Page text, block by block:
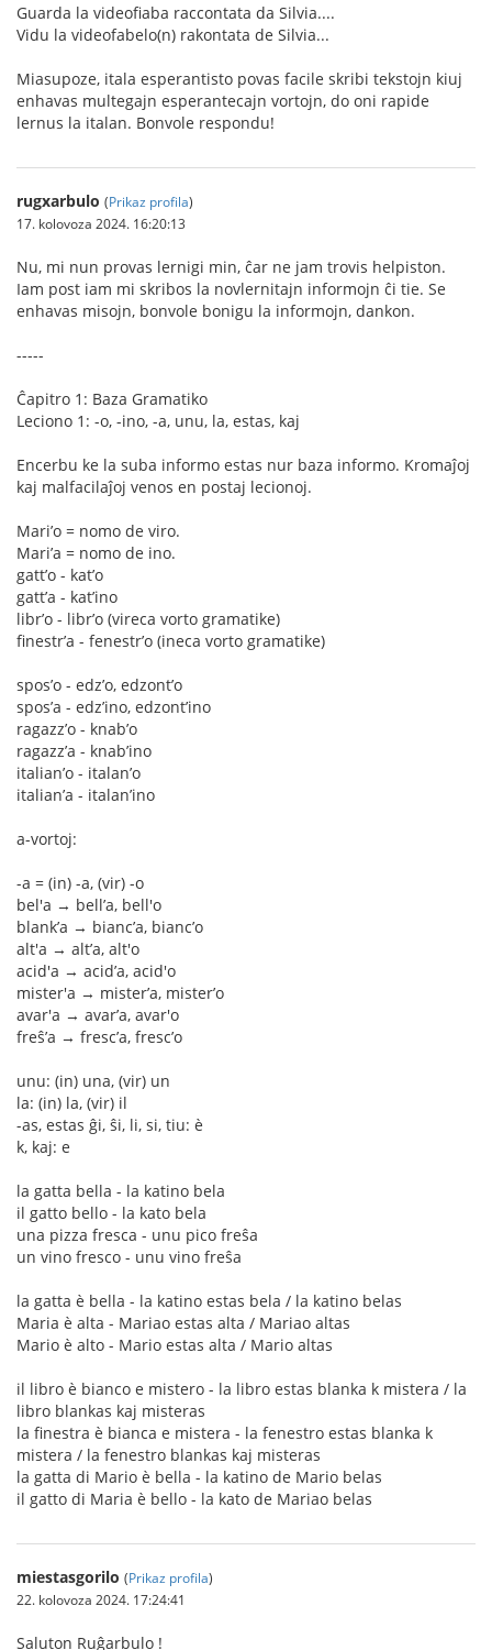
Guarda la videofiaba raccontata da Silvia....
Vidu la videofabelo(n) rakontata de Silvia...
Miasupoze, itala esperantisto povas facile skribi tekstojn kiuj
enhavas multegajn esperantecajn vortojn, do oni rapide
lernus la italan. Bonvole respondu!
rugxarbulo (Prikaz profila)
17. kolovoza 2024. 16:20:13
Nu, mi nun provas lernigi min, ĉar ne jam trovis helpiston.
Iam post iam mi skribos la novlernitajn informojn ĉi tie. Se
enhavas misojn, bonvole bonigu la informojn, dankon.
-----
Ĉapitro 1: Baza Gramatiko
Leciono 1: -o, -ino, -a, unu, la, estas, kaj
Encerbu ke la suba informo estas nur baza informo. Kromaĵoj
kaj malfacilaĵoj venos en postaj lecionoj.
Mari’o = nomo de viro.
Mari’a = nomo de ino.
gatt’o - kat’o
gatt’a - kat’ino
libr’o - libr’o (vireca vorto gramatike)
finestr’a - fenestr’o (ineca vorto gramatike)
spos’o - edz’o, edzont’o
spos’a - edz’ino, edzont’ino
ragazz’o - knab’o
ragazz’a - knab’ino
italian’o - italan’o
italian’a - italan’ino
a-vortoj:
-a = (in) -a, (vir) -o
bel'a → bell’a, bell'o
blank’a → bianc’a, bianc’o
alt'a → alt’a, alt'o
acid'a → acid’a, acid'o
mister'a → mister’a, mister’o
avar'a → avar’a, avar'o
freŝ’a → fresc’a, fresc’o
unu: (in) una, (vir) un
la: (in) la, (vir) il
-as, estas ĝi, ŝi, li, si, tiu: è
k, kaj: e
la gatta bella - la katino bela
il gatto bello - la kato bela
una pizza fresca - unu pico freŝa
un vino fresco - unu vino freŝa
la gatta è bella - la katino estas bela / la katino belas
Maria è alta - Mariao estas alta / Mariao altas
Mario è alto - Mario estas alta / Mario altas
il libro è bianco e mistero - la libro estas blanka k mistera / la
libro blankas kaj misteras
la finestra è bianca e mistera - la fenestro estas blanka k
mistera / la fenestro blankas kaj misteras
la gatta di Mario è bella - la katino de Mario belas
il gatto di Maria è bello - la kato de Mariao belas
miestasgorilo (Prikaz profila)
22. kolovoza 2024. 17:24:41
Saluton Ruĝarbulo !